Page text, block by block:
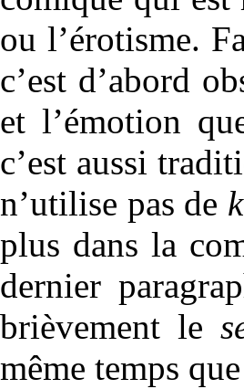
ou l’érotisme.
c’est d’abord
et l’émotion
c’est aussi
n’utilise pas de
plus dans la
dernier
brièvement le
même temps